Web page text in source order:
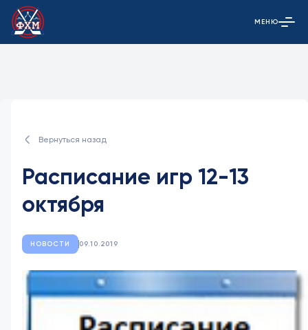
Открыть
МЕНЮ
Вернуться назад
Расписание игр 12-13
октября
НОВОСТИ 09.10.2019